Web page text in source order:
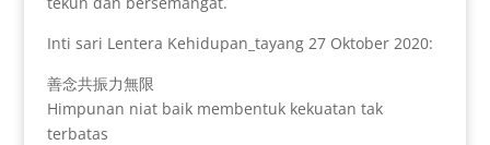
Inti sari Lentera Kehidupan_tayang 27 Oktober 2020:
善念共振力無限
Himpunan niat baik membentuk kekuatan tak
terbatas